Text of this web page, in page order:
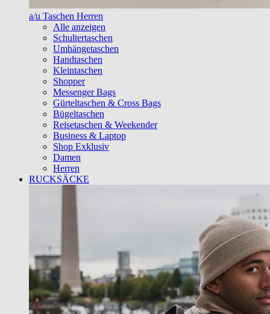
a/u Taschen Herren
Alle anzeigen
Schultertaschen
Umhängetaschen
Handtaschen
Kleintaschen
Shopper
Messenger Bags
Gürteltaschen & Cross Bags
Bügeltaschen
Reisetaschen & Weekender
Business & Laptop
Shop Exklusiv
Damen
Herren
RUCKSÄCKE